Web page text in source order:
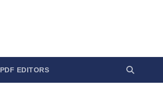
PDF EDITORS